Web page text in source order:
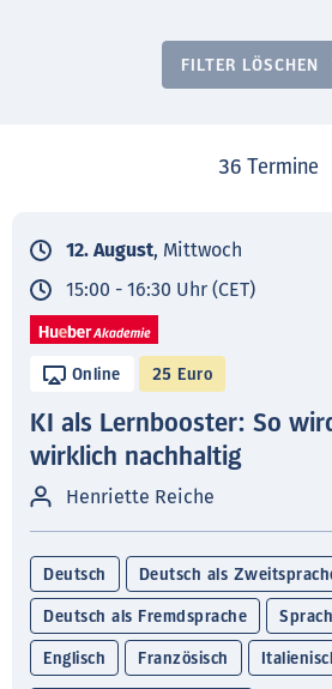
FILTER LÖSCHEN
36 Termine
12. August, Mittwoch
15:00 - 16:30 Uhr (CET)
Online 25 Euro
KI als Lernbooster: So
wirklich nachhaltig
Henriette Reiche
Deutsch Deutsch als
Deutsch als Fremdsprache
Englisch Französisch